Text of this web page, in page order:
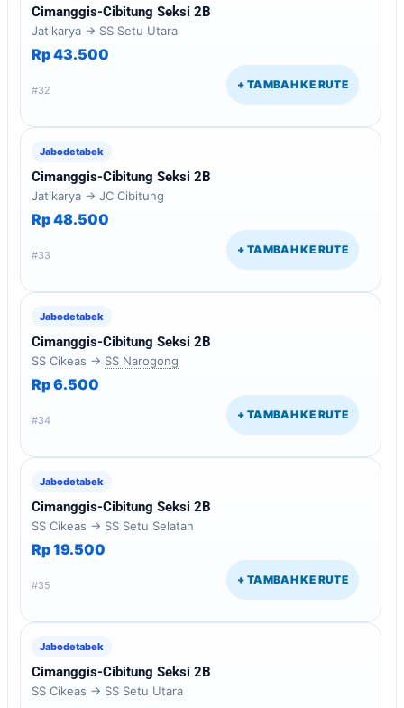
Cimanggis-Cibitung Seksi 2B
Jatikarya → SS Setu Utara
Rp 43.500
#32 + TAMBAH KE RUTE
Jabodetabek
Cimanggis-Cibitung Seksi 2B
Jatikarya → JC Cibitung
Rp 48.500
#33 + TAMBAH KE RUTE
Jabodetabek
Cimanggis-Cibitung Seksi 2B
SS Cikeas → SS Narogong
Rp 6.500
#34 + TAMBAH KE RUTE
Jabodetabek
Cimanggis-Cibitung Seksi 2B
SS Cikeas → SS Setu Selatan
Rp 19.500
#35 + TAMBAH KE RUTE
Jabodetabek
Cimanggis-Cibitung Seksi 2B
SS Cikeas → SS Setu Utara